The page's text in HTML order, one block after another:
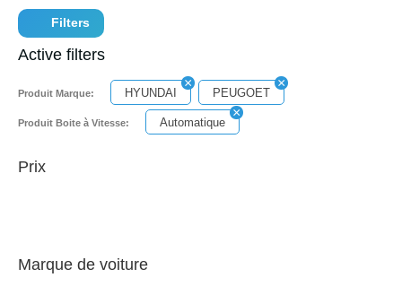
Filters
Active filters
Produit Marque: HYUNDAI PEUGOET
Produit Boite à Vitesse: Automatique
Prix
Marque de voiture